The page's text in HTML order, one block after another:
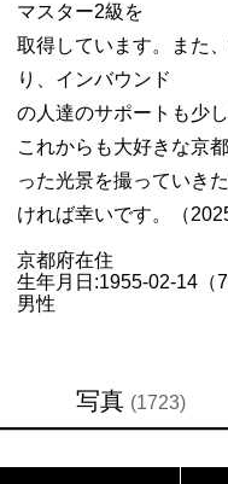
マスター2級を
取得しています。また
り、インバウンド
の人達のサポートも少
これからも大好きな京
った光景を撮っていき
ければ幸いです。（
京都府在住
生年月日:1955-02-14（
男性
写真 (1723)